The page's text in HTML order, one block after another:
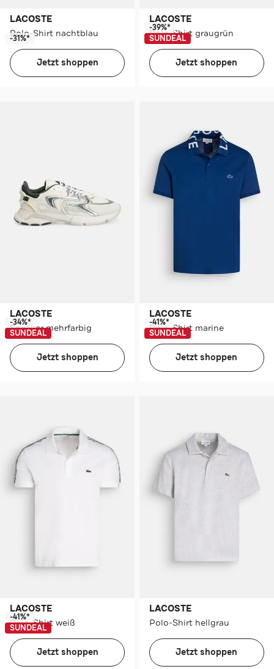
LACOSTE
Polo-Shirt nachtblau
-31%*
Jetzt shoppen
LACOSTE
Polo-Shirt graugrün
-39%*
SUNDEAL
Jetzt shoppen
LACOSTE
Sneaker mehrfarbig
-34%*
SUNDEAL
Jetzt shoppen
LACOSTE
Polo-Shirt marine
-41%*
SUNDEAL
Jetzt shoppen
LACOSTE
Polo-Shirt weiß
-41%*
SUNDEAL
Jetzt shoppen
LACOSTE
Polo-Shirt hellgrau
Jetzt shoppen